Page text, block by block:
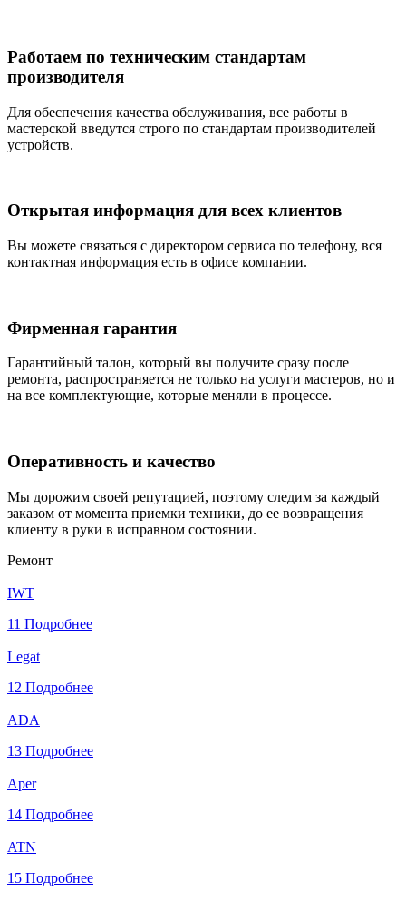
Работаем по техническим стандартам
производителя
Для обеспечения качества обслуживания, все работы в
мастерской введутся строго по стандартам производителей
устройств.
Открытая информация для всех клиентов
Вы можете связаться с директором сервиса по телефону, вся
контактная информация есть в офисе компании.
Фирменная гарантия
Гарантийный талон, который вы получите сразу после
ремонта, распространяется не только на услуги мастеров, но и
на все комплектующие, которые меняли в процессе.
Оперативность и качество
Мы дорожим своей репутацией, поэтому следим за каждый
заказом от момента приемки техники, до ее возвращения
клиенту в руки в исправном состоянии.
Ремонт
IWT
11 Подробнее
Legat
12 Подробнее
ADA
13 Подробнее
Aper
14 Подробнее
ATN
15 Подробнее